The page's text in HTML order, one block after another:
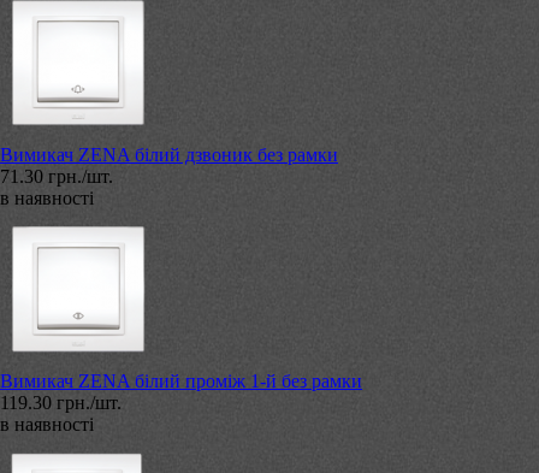
Вимикач ZENA білий дзвоник без рамки
71.30 грн./шт.
в наявності
Вимикач ZENA білий проміж 1-й без рамки
119.30 грн./шт.
в наявності